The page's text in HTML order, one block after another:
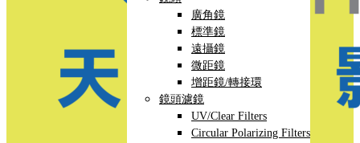
廣角鏡
標準鏡
遠攝鏡
微距鏡
增距鏡/轉接環
鏡頭濾鏡
UV/Clear Filters
Circular Polarizing Filters